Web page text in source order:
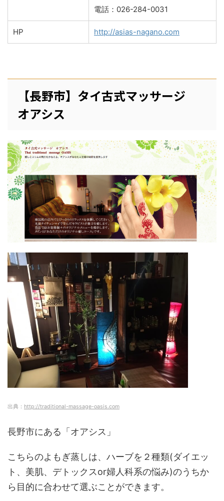
電話：026-284-0031
HP http://asias-nagano.com
【長野市】タイ古式マッサージ
オアシス
出典： http://traditional-massage-oasis.com
長野市にある「オアシス」
こちらのよもぎ蒸しは、ハーブを２種類(ダイエッ
ト、美肌、デトックスor婦人科系の悩み)のうちか
ら目的に合わせて選ぶことができます。